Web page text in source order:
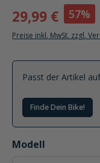
29,99 €
57%
Preise inkl. MwSt. zzgl.
Passt der Artikel
Finde Dein Bike!
Modell
auswählen